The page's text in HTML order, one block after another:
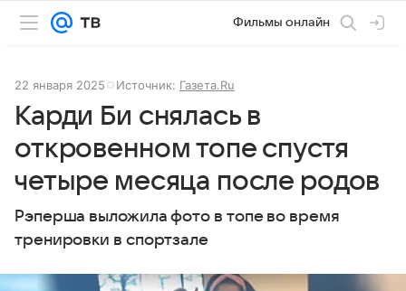
Фильмы онлайн
22 января 2025 Источник: Газета.Ru
Карди Би снялась в
откровенном топе спустя
четыре месяца после родов
Рэперша выложила фото в топе во время
тренировки в спортзале